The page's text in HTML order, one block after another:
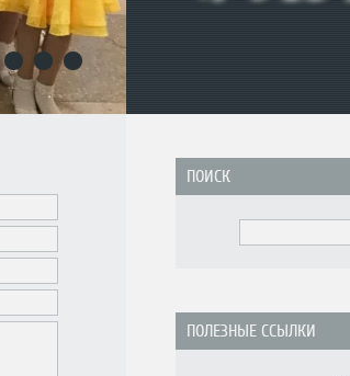
ПОИСК
ПОЛЕЗНЫЕ ССЫЛКИ